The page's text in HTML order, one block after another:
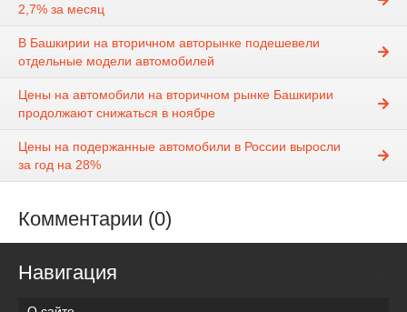
2,7% за месяц
В Башкирии на вторичном авторынке подешевели
отдельные модели автомобилей
Цены на автомобили на вторичном рынке Башкирии
продолжают снижаться в ноябре
Цены на подержанные автомобили в России выросли
за год на 28%
Комментарии (0)
Навигация